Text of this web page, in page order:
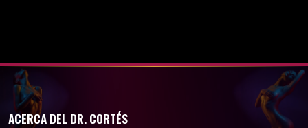
ACERCA DEL DR. CORTÉS